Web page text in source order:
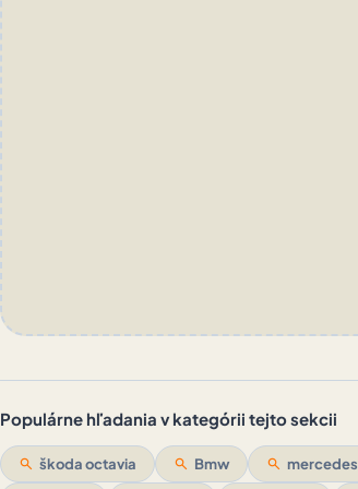
Populárne hľadania v kategórii tejto sekcii
search škoda octavia search Bmw search mercedes